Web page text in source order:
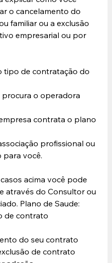
o cancelamento do
familiar ou a exclusão
empresarial ou por
tipo de contratação do
procura o operadora
contrata o plano
profissional ou
você.
acima você pode
através do Consultor ou
Plano de Saude:
de contrato
do seu contrato
de contrato